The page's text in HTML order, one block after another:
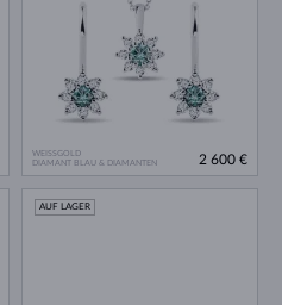
WEISSGOLD
DIAMANT BLAU & DIAMANTEN
2 600 €
AUF LAGER